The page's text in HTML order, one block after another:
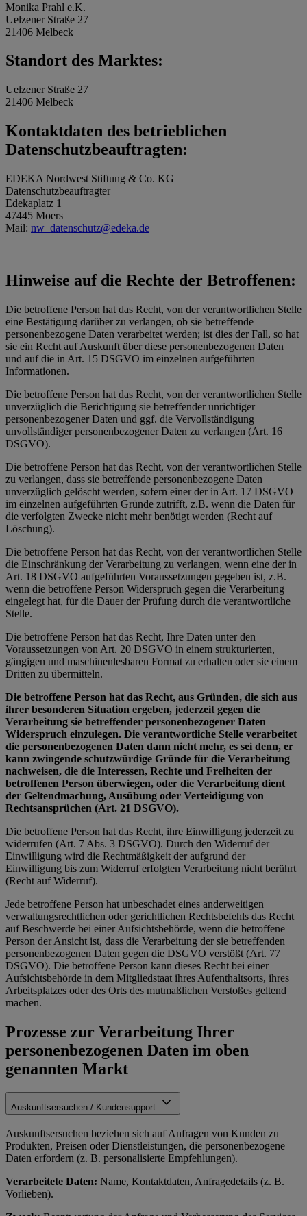
Monika Prahl e.K.
Uelzener Straße 27
21406 Melbeck
Standort des Marktes:
Uelzener Straße 27
21406 Melbeck
Kontaktdaten des betrieblichen
Datenschutzbeauftragten:
EDEKA Nordwest Stiftung & Co. KG
Datenschutzbeauftragter
Edekaplatz 1
47445 Moers
Mail: nw_datenschutz@edeka.de
Hinweise auf die Rechte der Betroffenen:
Die betroffene Person hat das Recht, von der verantwortlichen Stelle
eine Bestätigung darüber zu verlangen, ob sie betreffende
personenbezogene Daten verarbeitet werden; ist dies der Fall, so hat
sie ein Recht auf Auskunft über diese personenbezogenen Daten
und auf die in Art. 15 DSGVO im einzelnen aufgeführten
Informationen.
Die betroffene Person hat das Recht, von der verantwortlichen Stelle
unverzüglich die Berichtigung sie betreffender unrichtiger
personenbezogener Daten und ggf. die Vervollständigung
unvollständiger personenbezogener Daten zu verlangen (Art. 16
DSGVO).
Die betroffene Person hat das Recht, von der verantwortlichen Stelle
zu verlangen, dass sie betreffende personenbezogene Daten
unverzüglich gelöscht werden, sofern einer der in Art. 17 DSGVO
im einzelnen aufgeführten Gründe zutrifft, z.B. wenn die Daten für
die verfolgten Zwecke nicht mehr benötigt werden (Recht auf
Löschung).
Die betroffene Person hat das Recht, von der verantwortlichen Stelle
die Einschränkung der Verarbeitung zu verlangen, wenn eine der in
Art. 18 DSGVO aufgeführten Voraussetzungen gegeben ist, z.B.
wenn die betroffene Person Widerspruch gegen die Verarbeitung
eingelegt hat, für die Dauer der Prüfung durch die verantwortliche
Stelle.
Die betroffene Person hat das Recht, Ihre Daten unter den
Voraussetzungen von Art. 20 DSGVO in einem strukturierten,
gängigen und maschinenlesbaren Format zu erhalten oder sie einem
Dritten zu übermitteln.
Die betroffene Person hat das Recht, aus Gründen, die sich aus
ihrer besonderen Situation ergeben, jederzeit gegen die
Verarbeitung sie betreffender personenbezogener Daten
Widerspruch einzulegen. Die verantwortliche Stelle verarbeitet
die personenbezogenen Daten dann nicht mehr, es sei denn, er
kann zwingende schutzwürdige Gründe für die Verarbeitung
nachweisen, die die Interessen, Rechte und Freiheiten der
betroffenen Person überwiegen, oder die Verarbeitung dient
der Geltendmachung, Ausübung oder Verteidigung von
Rechtsansprüchen (Art. 21 DSGVO).
Die betroffene Person hat das Recht, ihre Einwilligung jederzeit zu
widerrufen (Art. 7 Abs. 3 DSGVO). Durch den Widerruf der
Einwilligung wird die Rechtmäßigkeit der aufgrund der
Einwilligung bis zum Widerruf erfolgten Verarbeitung nicht berührt
(Recht auf Widerruf).
Jede betroffene Person hat unbeschadet eines anderweitigen
verwaltungsrechtlichen oder gerichtlichen Rechtsbefehls das Recht
auf Beschwerde bei einer Aufsichtsbehörde, wenn die betroffene
Person der Ansicht ist, dass die Verarbeitung der sie betreffenden
personenbezogenen Daten gegen die DSGVO verstößt (Art. 77
DSGVO). Die betroffene Person kann dieses Recht bei einer
Aufsichtsbehörde in dem Mitgliedstaat ihres Aufenthaltsorts, ihres
Arbeitsplatzes oder des Orts des mutmaßlichen Verstoßes geltend
machen.
Prozesse zur Verarbeitung Ihrer
personenbezogenen Daten im oben
genannten Markt
Auskunftsersuchen / Kundensupport
Auskunftsersuchen beziehen sich auf Anfragen von Kunden zu
Produkten, Preisen oder Dienstleistungen, die personenbezogene
Daten erfordern (z. B. personalisierte Empfehlungen).
Verarbeitete Daten: Name, Kontaktdaten, Anfragedetails (z. B.
Vorlieben).